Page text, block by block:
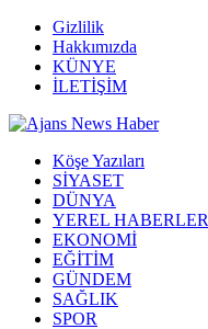
Gizlilik
Hakkımızda
KÜNYE
İLETİŞİM
Köşe Yazıları
SİYASET
DÜNYA
YEREL HABERLER
EKONOMİ
EĞİTİM
GÜNDEM
SAĞLIK
SPOR